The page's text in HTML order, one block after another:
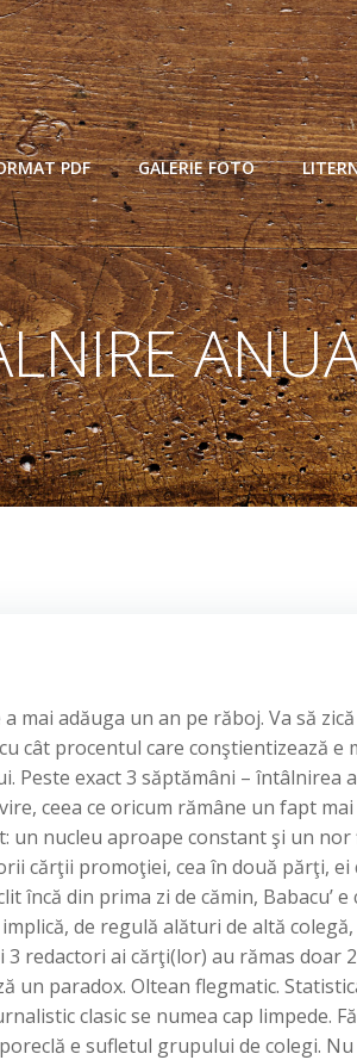
PDF GALERIE FOTO
mai adăuga un an pe răboj. Va să
cât procentul care conştientizează
Peste exact 3 săptămâni – întâlnirea
ceea ce oricum rămâne un fapt
un nucleu aproape constant şi un
cărţii promoţiei, cea în două părţi, ei
încă din prima zi de cămin, Babacu’
implică, de regulă alături de altă
redactori ai cărţi(lor) au rămas doar
un paradox. Oltean flegmatic.
clasic se numea cap limpede.
e sufletul grupului de colegi.